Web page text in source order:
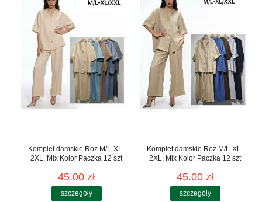
Komplet damskie Roz M/L-XL-
2XL, Mix Kolor Paczka 12 szt
45.00 zł
szczegóły
Komplet damskie Roz M/L-XL-
2XL, Mix Kolor Paczka 12 szt
45.00 zł
szczegóły